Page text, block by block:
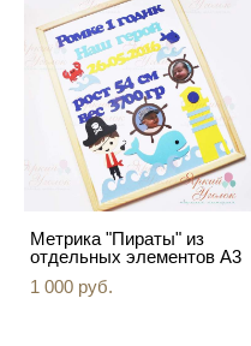
Метрика "Пираты" из
отдельных элементов А3
1 000 pуб.